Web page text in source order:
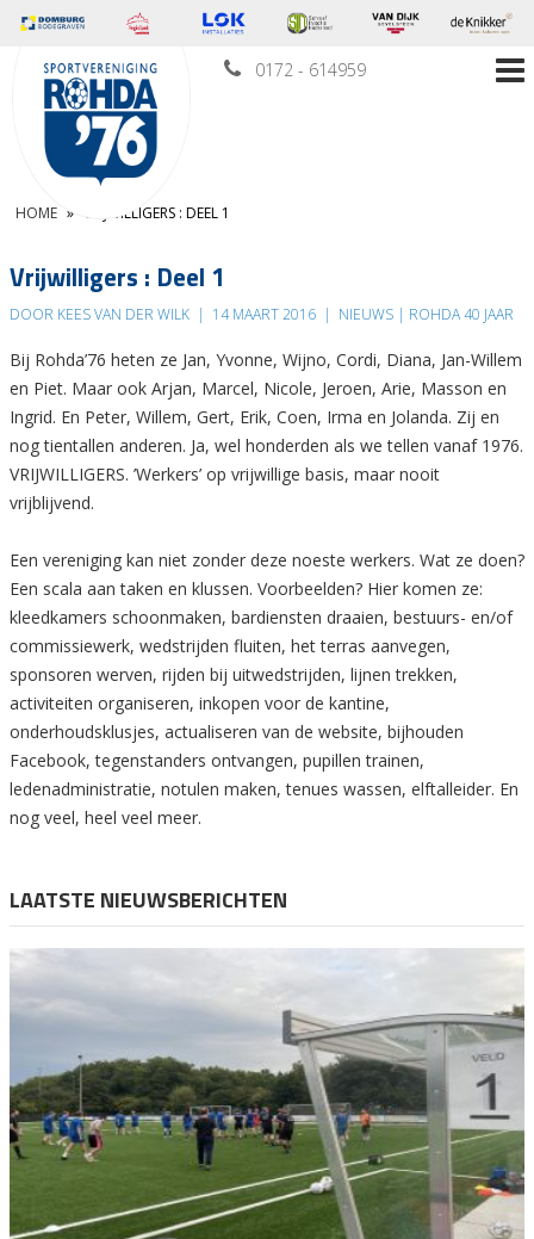
0172 - 614959
HOME » VRIJWILLIGERS : DEEL 1
Vrijwilligers : Deel 1
DOOR KEES VAN DER WILK | 14 MAART 2016 | NIEUWS | ROHDA 40 JAAR
Bij Rohda’76 heten ze Jan, Yvonne, Wijno, Cordi, Diana, Jan-Willem
en Piet. Maar ook Arjan, Marcel, Nicole, Jeroen, Arie, Masson en
Ingrid. En Peter, Willem, Gert, Erik, Coen, Irma en Jolanda. Zij en
nog tientallen anderen. Ja, wel honderden als we tellen vanaf 1976.
VRIJWILLIGERS. ’Werkers’ op vrijwillige basis, maar nooit
vrijblijvend.
Een vereniging kan niet zonder deze noeste werkers. Wat ze doen?
Een scala aan taken en klussen. Voorbeelden? Hier komen ze:
kleedkamers schoonmaken, bardiensten draaien, bestuurs- en/of
commissiewerk, wedstrijden fluiten, het terras aanvegen,
sponsoren werven, rijden bij uitwedstrijden, lijnen trekken,
activiteiten organiseren, inkopen voor de kantine,
onderhoudsklusjes, actualiseren van de website, bijhouden
Facebook, tegenstanders ontvangen, pupillen trainen,
ledenadministratie, notulen maken, tenues wassen, elftalleider. En
nog veel, heel veel meer.
LAATSTE NIEUWSBERICHTEN